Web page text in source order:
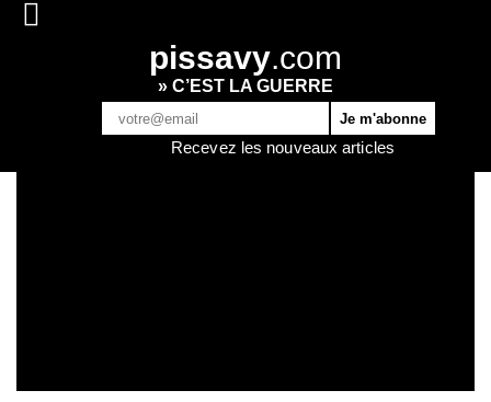
pissavy.com
» C’EST LA GUERRE
Recevez les nouveaux articles